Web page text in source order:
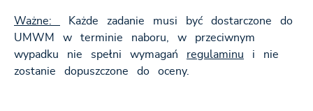
Ważne:
Każde zadanie musi być dostarczone do
UMWM w terminie naboru, w przeciwnym
wypadku nie spełni wymagań regulaminu i nie
zostanie dopuszczone do oceny.